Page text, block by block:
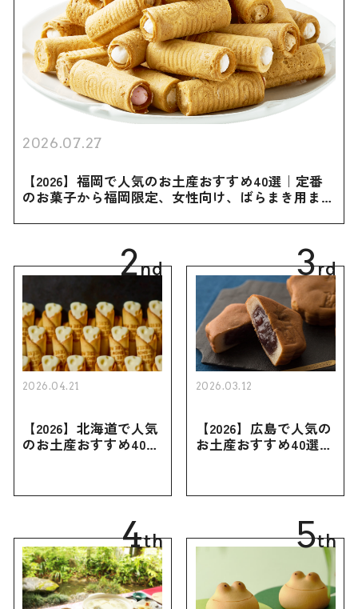
2026.07.27
【2026】福岡で人気のお土産おすすめ40選｜定番
のお菓子から福岡限定、女性向け、ばらまき用まで
2nd
2026.04.21
【2026】北海道で人気
のお土産おすすめ40選
買えない限定品、女性
3rd
2026.03.12
【2026】広島で人気の
お土産おすすめ40選｜
き用、女性向けまで幅
4th 5th